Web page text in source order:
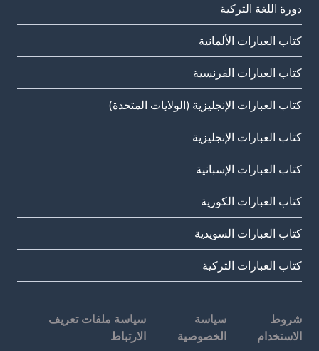
دورة اللغة التركية
كتاب العبارات الألمانية
كتاب العبارات الفرنسية
كتاب العبارات الإنجليزية (الولايات المتحدة)
كتاب العبارات الإنجليزية
كتاب العبارات الإسبانية
كتاب العبارات الكورية
كتاب العبارات السويدية
كتاب العبارات التركية
شروط
الاستخدام
سياسة
الخصوصية
سياسة ملفات تعريف
الارتباط